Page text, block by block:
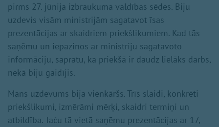
pirms 27. jūnija izbraukuma valdības sēdes. Biju
uzdevis visām ministrijām sagatavot īsas
prezentācijas ar skaidriem priekšlikumiem. Kad tās
saņēmu un iepazinos ar ministriju sagatavoto
informāciju, sapratu, ka priekšā ir daudz lielāks darbs,
nekā biju gaidījis.
Mans uzdevums bija vienkāršs. Trīs slaidi, konkrēti
priekšlikumi, izmērāmi mērķi, skaidri termiņi un
atbildība. Taču tā vietā saņēmu prezentācijas ar 17,